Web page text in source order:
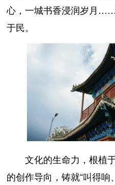
心，一城书香浸润岁月
于民。
文化的生命力，根植
的创作导向，铸就“叫得